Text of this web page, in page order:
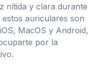
nítida y clara durante
auriculares son
MacOS y Android,
por la